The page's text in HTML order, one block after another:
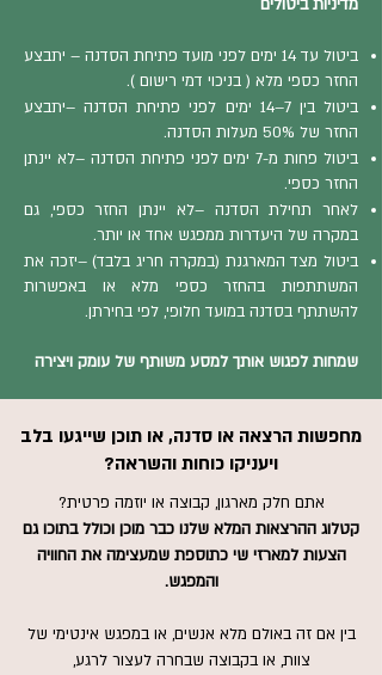
מדיניות ביטולים
ביטול עד 14 ימים לפני מועד פתיחת הסדנה – יתבצע
החזר כספי מלא ( בניכוי דמי רישום ).
ביטול בין 7–14 ימים לפני פתיחת הסדנה –יתבצע
החזר של 50% מעלות הסדנה.
ביטול פחות מ-7 ימים לפני פתיחת הסדנה –לא יינתן
החזר כספי.
לאחר תחילת הסדנה –לא יינתן החזר כספי, גם
במקרה של היעדרות ממפגש אחד או יותר.
ביטול מצד המארגנת (במקרה חריג בלבד) –יזכה את
המשתתפות בהחזר כספי מלא או באפשרות
להשתתף בסדנה במועד חלופי, לפי בחירתן.
שמחות לפגוש אותך למסע משותף של עומק ויצירה
מחפשות הרצאה או סדנה, או תוכן שייגעו בלב
ויעניקו כוחות והשראה?
אתם חלק מארגון, קבוצה או יוזמה פרטית?
קטלוג ההרצאות המלא שלנו כבר מוכן וכולל בתוכו גם
הצעות למארזי שי כתוספת שמעצימה את החוויה
והמפגש.
בין אם זה באולם מלא אנשים, או במפגש אינטימי של
צוות, או בקבוצה שבחרה לעצור לרגע,